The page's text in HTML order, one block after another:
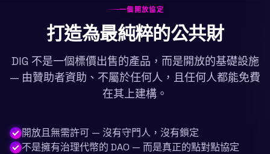
一個開放協定
打造為最純粹的公共財
DIG 不是一個標價出售的產品，而是開放的基礎設施
— 由贊助者資助、不屬於任何人，且任何人都能免費
在其上建構。
開放且無需許可 — 沒有守門人，沒有鎖定
不是擁有治理代幣的 DAO — 而是真正的點對點協定